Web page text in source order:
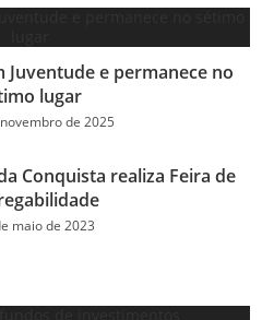
Juventude e permanece no
lugar
de 2025
Conquista realiza Feira de
maio de 2023